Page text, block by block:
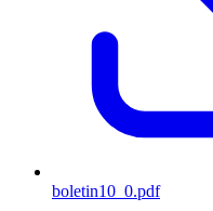
boletin10_0.pdf